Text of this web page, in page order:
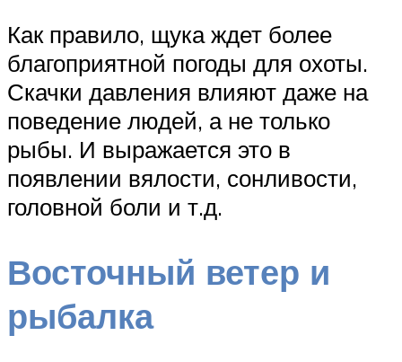
Как правило, щука ждет более
благоприятной погоды для охоты.
Скачки давления влияют даже на
поведение людей, а не только
рыбы. И выражается это в
появлении вялости, сонливости,
головной боли и т.д.
Восточный ветер и
рыбалка